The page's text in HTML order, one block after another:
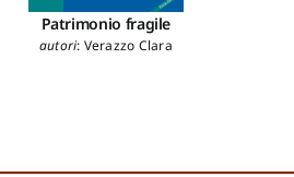
Patrimonio fragile
autori: Verazzo Clara